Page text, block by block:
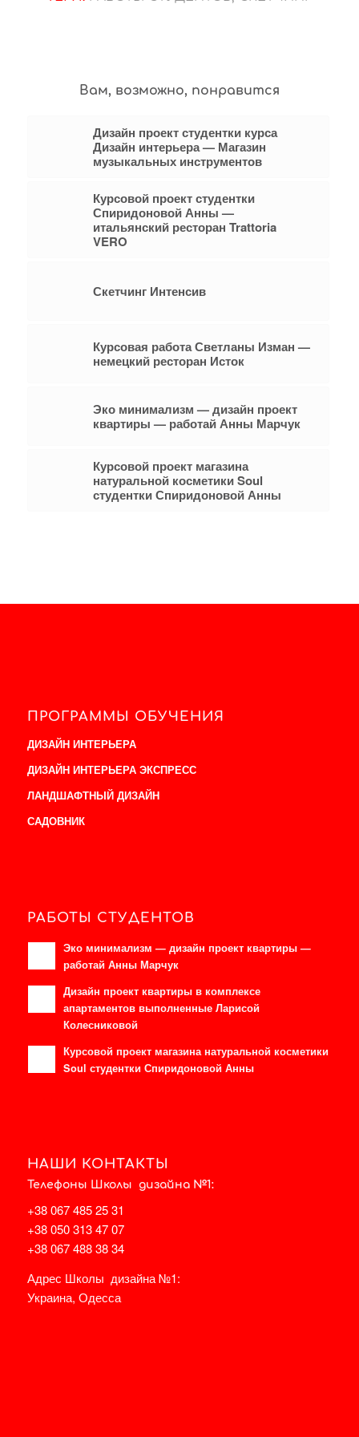
Вам, возможно, понравится
Дизайн проект студентки курса
Дизайн интерьера — Магазин
музыкальных инструментов
Курсовой проект студентки
Спиридоновой Анны —
итальянский ресторан Trattoria
VERO
Скетчинг Интенсив
Курсовая работа Светланы Изман —
немецкий ресторан Исток
Эко минимализм — дизайн проект
квартиры — работай Анны Марчук
Курсовой проект магазина
натуральной косметики Soul
студентки Спиридоновой Анны
ПРОГРАММЫ ОБУЧЕНИЯ
ДИЗАЙН ИНТЕРЬЕРА
ДИЗАЙН ИНТЕРЬЕРА ЭКСПРЕСС
ЛАНДШАФТНЫЙ ДИЗАЙН
САДОВНИК
РАБОТЫ СТУДЕНТОВ
Эко минимализм — дизайн проект квартиры —
работай Анны Марчук
Дизайн проект квартиры в комплексе
апартаментов выполненные Ларисой
Колесниковой
Курсовой проект магазина натуральной косметики
Soul студентки Спиридоновой Анны
НАШИ КОНТАКТЫ
Телефоны Школы дизайна №1:
+38 067 485 25 31
+38 050 313 47 07
+38 067 488 38 34
Адрес Школы дизайна №1:
Украина, Одесса